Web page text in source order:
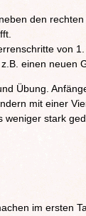
den
von
einen neuen
Übung.
mit einer
weniger stark
im ersten